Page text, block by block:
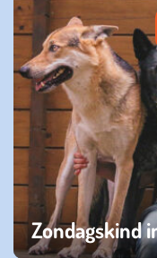
Zondagskind